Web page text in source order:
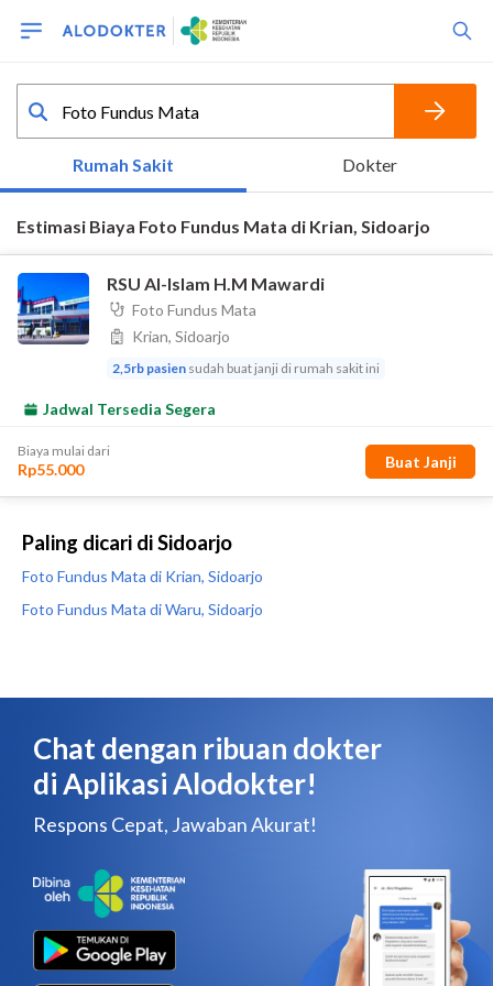
Paling dicari di Sidoarjo
Foto Fundus Mata di Krian, Sidoarjo
Foto Fundus Mata di Waru, Sidoarjo